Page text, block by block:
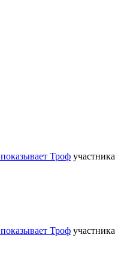
Троф участника
Троф участника